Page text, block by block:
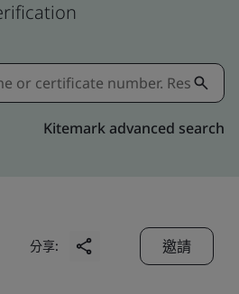
Kitemark advanced search
分享: 邀請